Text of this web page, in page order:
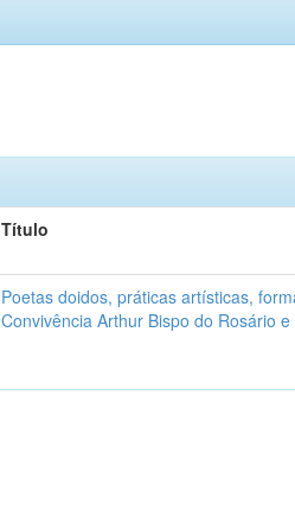
Título
Poetas doidos, práticas artísticas,
Convivência Arthur Bispo do Rosário